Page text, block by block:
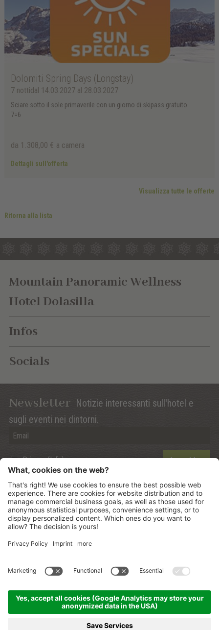
Dolomiti Spring Days (Longstay)
7 nottidal 14.03.2027 al 28.03.2027
Sciare sotto il sole primaverile con un giorno di skipass gratuito
7=6
da 1.308,00 € a camera
Dettagli sull'offerta
Visualizza tutte le offerte
Ritorna alla lista
Mountain Panoramic Wellness
Hotel Dolasilla
Infos
Socials
Newsletter Notizie interessanti sull'hotel e
sugli eventi nei dintorni.
Anmelden
Privacy (Info)
©2026Mountain Panoramic Wellness Hotel Dolasilla.CIN:
IT021006A13ZWMYJZ7
.
Sitemap . Credits . Informativa privacy
. produced by